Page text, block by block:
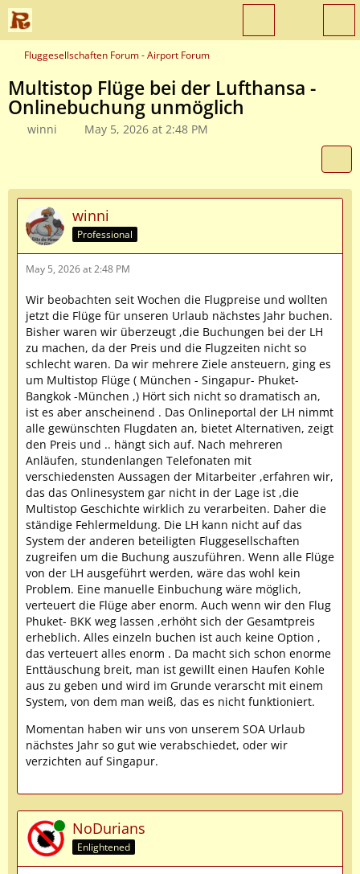
Fluggesellschaften Forum - Airport Forum
Multistop Flüge bei der Lufthansa -
Onlinebuchung unmöglich
winni May 5, 2026 at 2:48 PM
winni
Professional
May 5, 2026 at 2:48 PM
Wir beobachten seit Wochen die Flugpreise und wollten
jetzt die Flüge für unseren Urlaub nächstes Jahr buchen.
Bisher waren wir überzeugt ,die Buchungen bei der LH
zu machen, da der Preis und die Flugzeiten nicht so
schlecht waren. Da wir mehrere Ziele ansteuern, ging es
um Multistop Flüge ( München - Singapur- Phuket-
Bangkok -München ,) Hört sich nicht so dramatisch an,
ist es aber anscheinend . Das Onlineportal der LH nimmt
alle gewünschten Flugdaten an, bietet Alternativen, zeigt
den Preis und .. hängt sich auf. Nach mehreren
Anläufen, stundenlangen Telefonaten mit
verschiedensten Aussagen der Mitarbeiter ,erfahren wir,
das das Onlinesystem gar nicht in der Lage ist ,die
Multistop Geschichte wirklich zu verarbeiten. Daher die
ständige Fehlermeldung. Die LH kann nicht auf das
System der anderen beteiligten Fluggesellschaften
zugreifen um die Buchung auszuführen. Wenn alle Flüge
von der LH ausgeführt werden, wäre das wohl kein
Problem. Eine manuelle Einbuchung wäre möglich,
verteuert die Flüge aber enorm. Auch wenn wir den Flug
Phuket- BKK weg lassen ,erhöht sich der Gesamtpreis
erheblich. Alles einzeln buchen ist auch keine Option ,
das verteuert alles enorm . Da macht sich schon enorme
Enttäuschung breit, man ist gewillt einen Haufen Kohle
aus zu geben und wird im Grunde verarscht mit einem
System, von dem man weiß, das es nicht funktioniert.
Momentan haben wir uns von unserem SOA Urlaub
nächstes Jahr so gut wie verabschiedet, oder wir
verzichten auf Singapur.
Online NoDurians
Enlightened